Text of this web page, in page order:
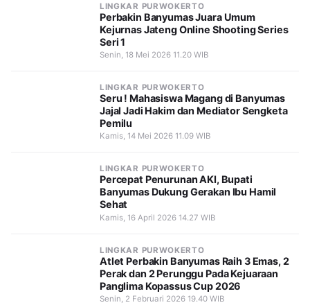
LINGKAR PURWOKERTO
Perbakin Banyumas Juara Umum
Kejurnas Jateng Online Shooting Series
Seri 1
Senin, 18 Mei 2026 11.20 WIB
LINGKAR PURWOKERTO
Seru ! Mahasiswa Magang di Banyumas
Jajal Jadi Hakim dan Mediator Sengketa
Pemilu
Kamis, 14 Mei 2026 11.09 WIB
LINGKAR PURWOKERTO
Percepat Penurunan AKI, Bupati
Banyumas Dukung Gerakan Ibu Hamil
Sehat
Kamis, 16 April 2026 14.27 WIB
LINGKAR PURWOKERTO
Atlet Perbakin Banyumas Raih 3 Emas, 2
Perak dan 2 Perunggu Pada Kejuaraan
Panglima Kopassus Cup 2026
Senin, 2 Februari 2026 19.40 WIB